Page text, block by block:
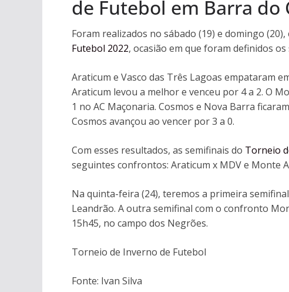
de Futebol em Barra do
Foram realizados no sábado (19) e domingo
Futebol 2022, ocasião em que foram definidos
Araticum e Vasco das Três Lagoas empataram
Araticum levou a melhor e venceu por 4 a 2. O
1 no AC Maçonaria. Cosmos e Nova Barra
Cosmos avançou ao vencer por 3 a 0.
Com esses resultados, as semifinais do Torneio
seguintes confrontos: Araticum x MDV e Monte
Na quinta-feira (24), teremos a primeira
Leandrão. A outra semifinal com o confronto
15h45, no campo dos Negrões.
Torneio de Inverno de Futebol
Fonte: Ivan Silva